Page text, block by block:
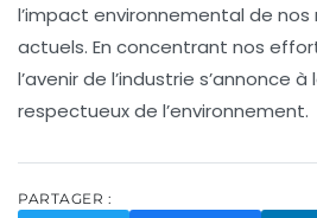
l’impact environnemental de
actuels. En concentrant nos
l’avenir de l’industrie s’annonce
respectueux de l’environnement.
PARTAGER :